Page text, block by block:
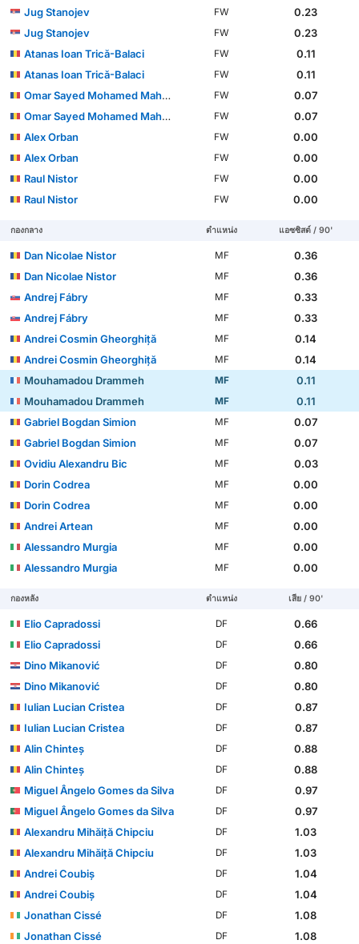
Jug Stanojev
FW
0.23
Jug Stanojev
FW
0.23
Atanas Ioan Trică-Balaci
FW
0.11
Atanas Ioan Trică-Balaci
FW
0.11
Omar Sayed Mohamed Mahmoud El Sawy
FW
0.07
Omar Sayed Mohamed Mahmoud El Sawy
FW
0.07
Alex Orban
FW
0.00
Alex Orban
FW
0.00
Raul Nistor
FW
0.00
Raul Nistor
FW 0.00
กองกลาง ตำแหน่ง แอซซิสต์ / 90'
Dan Nicolae Nistor MF
0.36
Dan Nicolae Nistor
MF
0.36
Andrej Fábry
MF
0.33
Andrej Fábry
MF
0.33
Andrei Cosmin Gheorghiță
MF
0.14
Andrei Cosmin Gheorghiță
MF
0.14
Mouhamadou Drammeh
MF
0.11
Mouhamadou Drammeh
MF
0.11
Gabriel Bogdan Simion
MF
0.07
Gabriel Bogdan Simion
MF
0.07
Ovidiu Alexandru Bic
MF
0.03
Dorin Codrea
MF
0.00
Dorin Codrea
MF
0.00
Andrei Artean
MF
0.00
Alessandro Murgia
MF
0.00
Alessandro Murgia
MF 0.00
กองหลัง ตำแหน่ง เสีย / 90'
Elio Capradossi DF
0.66
Elio Capradossi
DF
0.66
Dino Mikanović
DF
0.80
Dino Mikanović
DF
0.80
Iulian Lucian Cristea
DF
0.87
Iulian Lucian Cristea
DF
0.87
Alin Chinteș
DF
0.88
Alin Chinteș
DF
0.88
Miguel Ângelo Gomes da Silva
DF
0.97
Miguel Ângelo Gomes da Silva
DF
0.97
Alexandru Mihăiță Chipciu
DF
1.03
Alexandru Mihăiță Chipciu
DF
1.03
Andrei Coubiș
DF
1.04
Andrei Coubiș
DF
1.04
Jonathan Cissé
DF
1.08
Jonathan Cissé
DF 1.08